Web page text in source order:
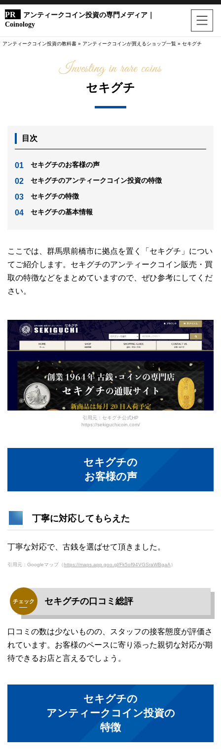
アンティークコイン投資の専門メディア｜
Coinology
アンティークコイン投資の教科書 » アンティークコインが買えるショップ一覧 » セキグチ
セキグチ
目次
セキグチのお客様の声
セキグチのアンティークコイン投資の特徴
セキグチの特徴
セキグチの基本情報
ここでは、群馬県前橋市に拠点を置く「セキグチ」につい
てご紹介します。セキグチのアンティークコイン販売・買
取の特徴などをまとめていますので、ぜひ参考にしてくだ
さい。
引用元：セキグチ公式HP
https://sekiguchicoin.com/
セキグチの
お客様の声
丁寧に対応してもらえた
丁寧な対応で、古銭を選ばせて頂きました。
引用元：Googleマップ（https://maps.app.goo.gl/Fk5of94VGSraWBgaA ）
セキグチの口コミ総評
口コミの数は少ないものの、スタッフの接客態度が評価さ
れています。お客様のペースに寄り添った親切な対応が期
待できるお店と言えるでしょう。
セキグチの
アンティークコイン投資の
特徴